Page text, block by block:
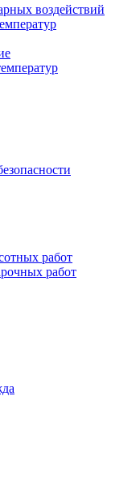
воздействий
работ
работ